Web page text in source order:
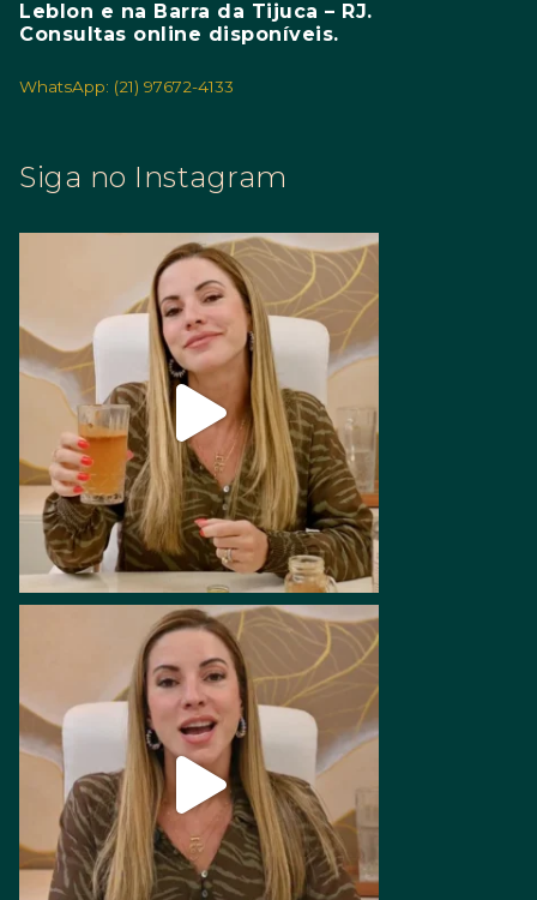
Leblon e na Barra da Tijuca – RJ.
Consultas online disponíveis.
WhatsApp: (21) 97672-4133
Siga no Instagram